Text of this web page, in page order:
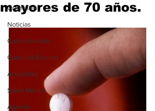
Gremiales
Noticias
Coleccionable
Consulta Externa
Actualidad
Salud Mental
Agenda
mayores de 70 años.